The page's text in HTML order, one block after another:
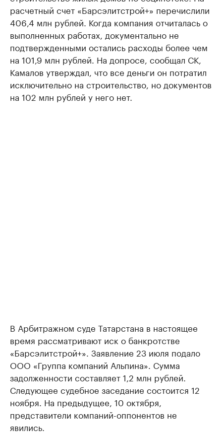
расчетный счет «Барсэлитстрой+» перечислили
406,4 млн рублей. Когда компания отчиталась о
выполненных работах, документально не
подтвержденными остались расходы более чем
на 101,9 млн рублей. На допросе, сообщал СК,
Камалов утверждал, что все деньги он потратил
исключительно на строительство, но документов
на 102 млн рублей у него нет.
В Арбитражном суде Татарстана в настоящее
время рассматривают иск о банкротстве
«Барсэлитстрой+». Заявление 23 июля подало
ООО «Группа компаний Альпина». Сумма
задолженности составляет 1,2 млн рублей.
Следующее судебное заседание состоится 12
ноября. На предыдущее, 10 октября,
представители компаний-оппонентов не
явились.